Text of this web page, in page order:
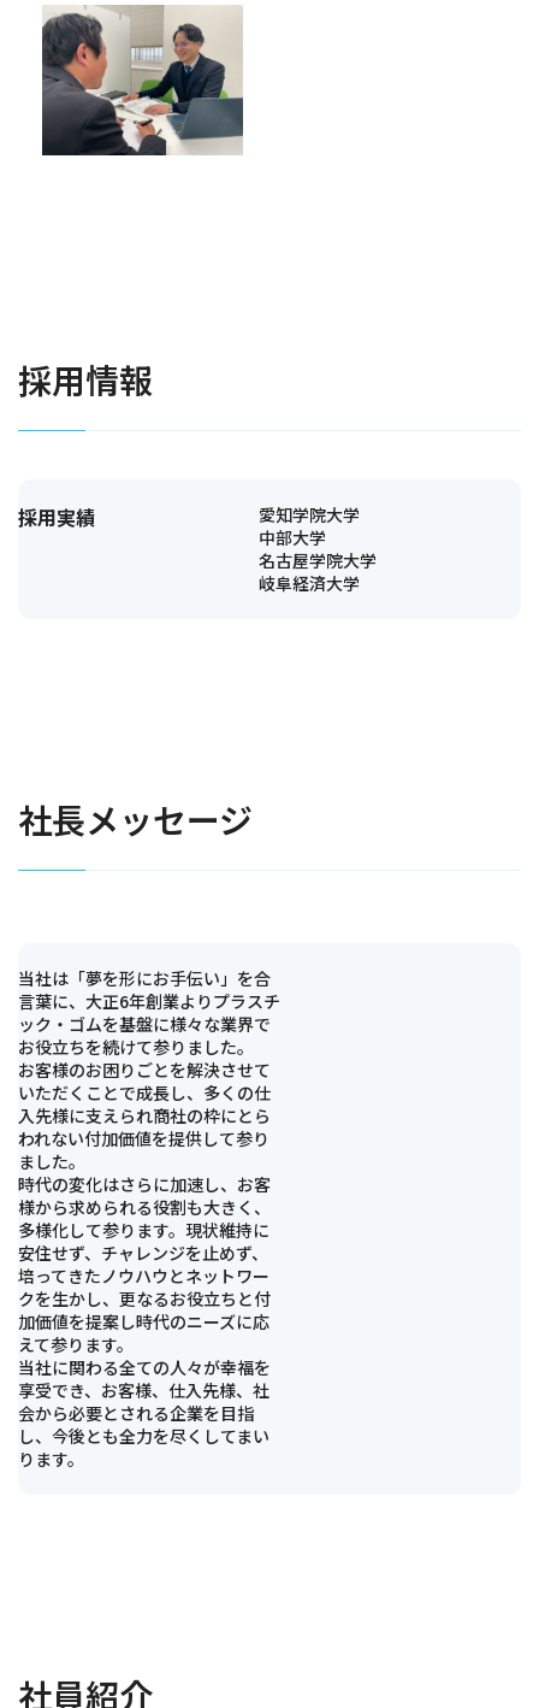
採用情報
採用実績
愛知学院大学
中部大学
名古屋学院大学
岐阜経済大学
社長メッセージ
当社は「夢を形にお手伝い」を合
言葉に、大正6年創業よりプラスチ
ック・ゴムを基盤に様々な業界で
お役立ちを続けて参りました。
お客様のお困りごとを解決させて
いただくことで成長し、多くの仕
入先様に支えられ商社の枠にとら
われない付加価値を提供して参り
ました。
時代の変化はさらに加速し、お客
様から求められる役割も大きく、
多様化して参ります。現状維持に
安住せず、チャレンジを止めず、
培ってきたノウハウとネットワー
クを生かし、更なるお役立ちと付
加価値を提案し時代のニーズに応
えて参ります。
当社に関わる全ての人々が幸福を
享受でき、お客様、仕入先様、社
会から必要とされる企業を目指
し、今後とも全力を尽くしてまい
ります。
社員紹介